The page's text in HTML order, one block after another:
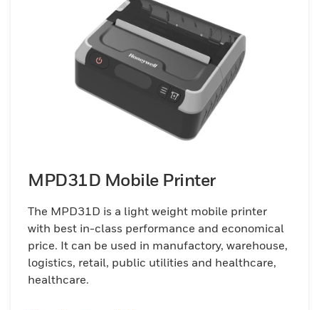
MPD31D Mobile Printer
The MPD31D is a light weight mobile printer
with best in-class performance and economical
price. It can be used in manufactory, warehouse,
logistics, retail, public utilities and healthcare,
healthcare.